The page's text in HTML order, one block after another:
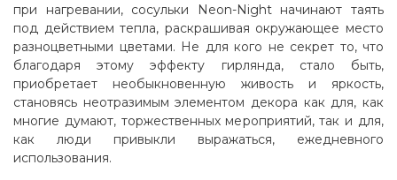
при нагревании, сосульки Neon-Night начинают таять
под действием тепла, раскрашивая окружающее место
разноцветными цветами. Не для кого не секрет то, что
благодаря этому эффекту гирлянда, стало быть,
приобретает необыкновенную живость и яркость,
становясь неотразимым элементом декора как для, как
многие думают, торжественных мероприятий, так и для,
как люди привыкли выражаться, ежедневного
использования.